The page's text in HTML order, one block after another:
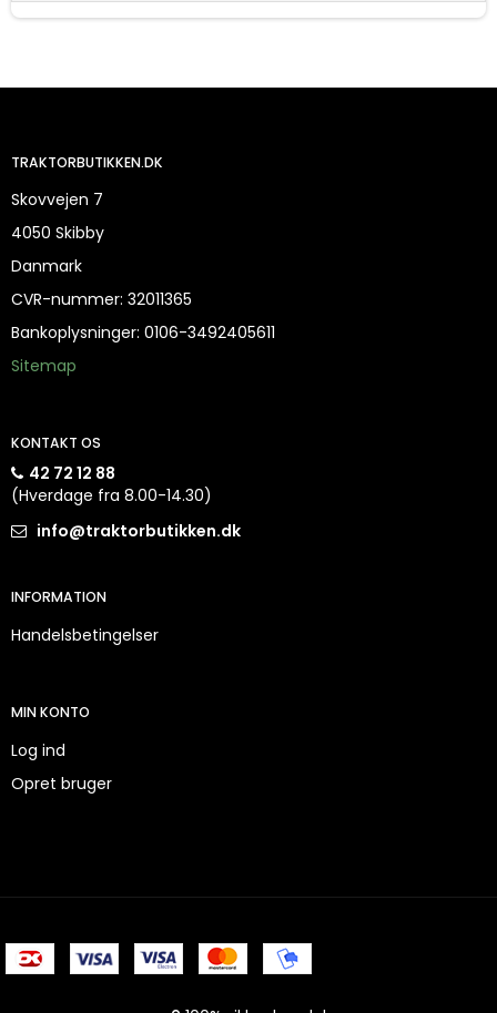
TRAKTORBUTIKKEN.DK
Skovvejen 7
4050 Skibby
Danmark
CVR-nummer: 32011365
Bankoplysninger: 0106-3492405611
Sitemap
KONTAKT OS
42 72 12 88
(Hverdage fra 8.00-14.30)
info@traktorbutikken.dk
INFORMATION
Handelsbetingelser
MIN KONTO
Log ind
Opret bruger